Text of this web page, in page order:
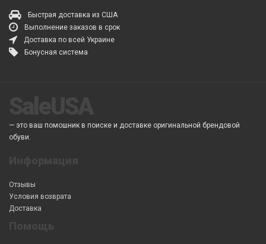
Быстрая доставка из США
Выполнение заказов в срок
Доставка по всей Украине
Бонусная система
— это ваш помошник в поиске и доставке оригинальной брендовой
обуви.
Отзывы
Условия возврата
Доставка